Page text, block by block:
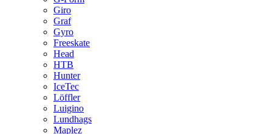
Giro
Graf
Gyro
Freeskate
Head
HTB
Hunter
IceTec
Löffler
Luigino
Lundhags
Maplez